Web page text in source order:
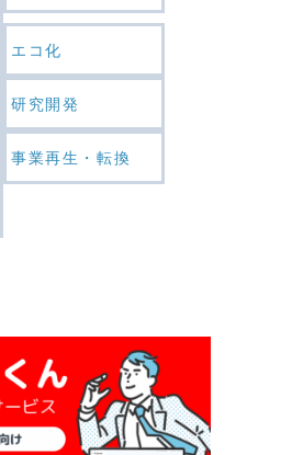
エコ化
研究開発
事業再生・転換